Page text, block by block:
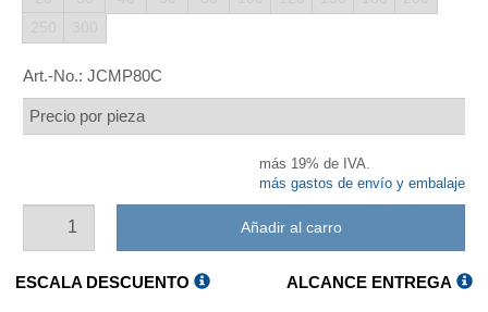
Art.-No.: JCMP80C
Precio por pieza
más 19% de IVA.
más gastos de envío y embalaje
Añadir al carro
ESCALA DESCUENTO ALCANCE ENTREGA